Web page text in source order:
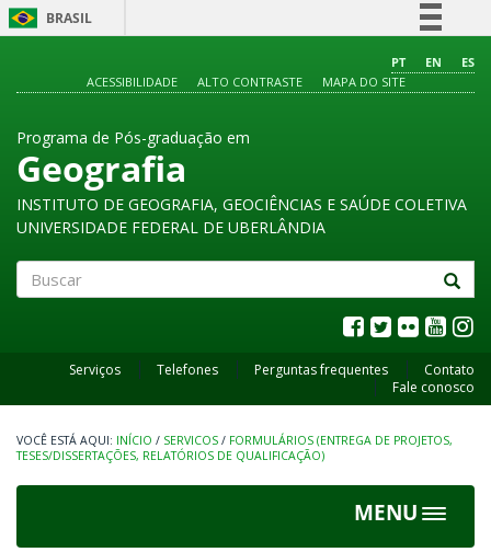
BRASIL
Comunica BR
PT EN
ES
ACESSIBILIDADE
ALTO CONTRASTE MAPA DO SITE
Programa de Pós-graduação em
Geografia
INSTITUTO DE GEOGRAFIA, GEOCIÊNCIAS E SAÚDE COLETIVA
UNIVERSIDADE FEDERAL DE UBERLÂNDIA
Serviços Telefones Perguntas frequentes
Contato
Fale conosco
INÍCIO / SERVICOS / FORMULÁRIOS (ENTREGA DE PROJETOS,
TESES/DISSERTAÇÕES, RELATÓRIOS DE QUALIFICAÇÃO)
MENU
Toggle